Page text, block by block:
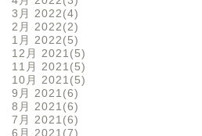
3月 2022 4
2月 2022 2
1月 2022 5
12月 2021
5
11月 2021
5
10月 2021
5
9月 2021
6
8月 2021
6
7月 2021
6
6月 2021
7